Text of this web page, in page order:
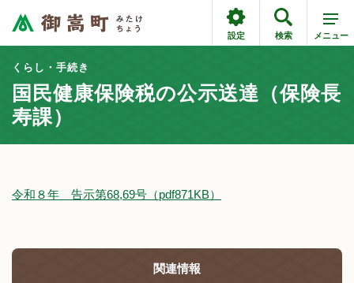
設定 検索 メニュー
くらし・手続き
国民健康保険税の公示送達（保険長
寿課）
令和８年 告示第68,69号（pdf871KB）
関連情報